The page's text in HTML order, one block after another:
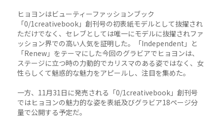
ヒョヨンはビューティーファッションブック
「0/1creativebook」創刊号の初表紙モデルとして抜擢され
ただけでなく、セレブとしては唯一にモデルに抜擢されファ
ッション界での高い人気を証明した。「Independent」と
「Renew」をテーマにした今回のグラビアでヒョヨンは、
ステージに立つ時の力動的でカリスマのある姿ではなく、女
性らしくて魅惑的な魅力をアピールし、注目を集めた。
一方、11月31日に発売される「0/1creativebook」創刊号
ではヒョヨンの魅力的な姿を表紙及びグラビア18ページ分
量で公開する予定だ。